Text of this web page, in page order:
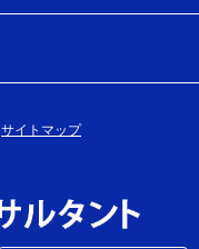
サイトマップ